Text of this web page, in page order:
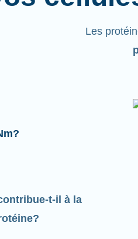
Les
t-il à la